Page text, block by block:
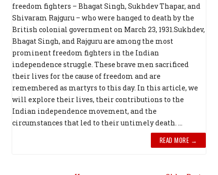
freedom fighters – Bhagat Singh, Sukhdev Thapar, and
Shivaram Rajguru – who were hanged to death by the
British colonial government on March 23, 1931.Sukhdev,
Bhagat Singh, and Rajguru are among the most
prominent freedom fighters in the Indian
independence struggle. These brave men sacrificed
their lives for the cause of freedom and are
remembered as martyrs to this day. In this article, we
will explore their lives, their contributions to the
Indian independence movement, and the
circumstances that led to their untimely death. ...
READ MORE →